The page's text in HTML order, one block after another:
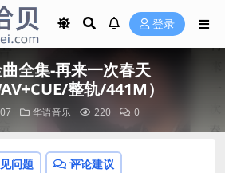
登录
全集-再来一次春天
整轨/441M）
华语音乐 220 0
问题 评论建议